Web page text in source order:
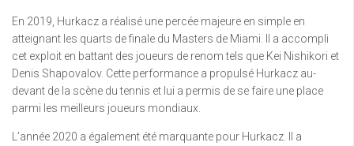
En 2019, Hurkacz a réalisé une percée majeure en simple en
atteignant les quarts de finale du Masters de Miami. Il a accompli
cet exploit en battant des joueurs de renom tels que Kei Nishikori et
Denis Shapovalov. Cette performance a propulsé Hurkacz au-
devant de la scène du tennis et lui a permis de se faire une place
parmi les meilleurs joueurs mondiaux.
L’année 2020 a également été marquante pour Hurkacz. Il a